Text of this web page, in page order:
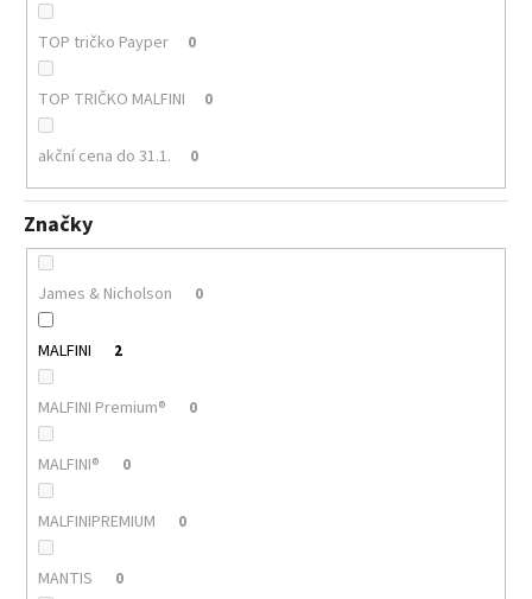
TOP tričko Payper 0
TOP TRIČKO MALFINI 0
akční cena do 31.1. 0
Značky
James & Nicholson 0
MALFINI 2
MALFINI Premium® 0
MALFINI® 0
MALFINIPREMIUM 0
MANTIS 0